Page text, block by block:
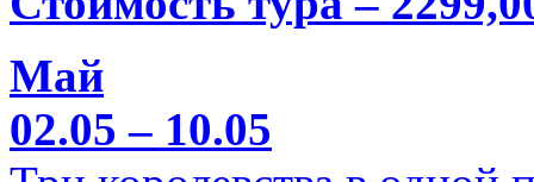
Май
02.05 – 10.05